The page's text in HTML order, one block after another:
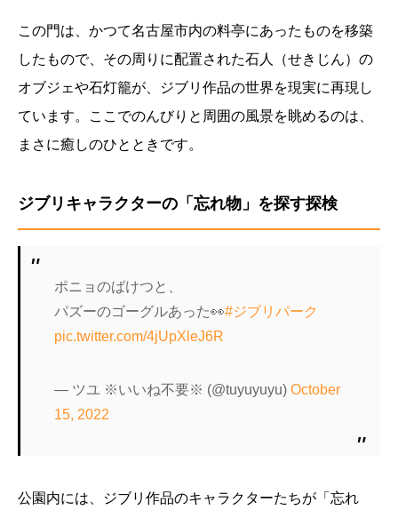
この門は、かつて名古屋市内の料亭にあったものを移築
したもので、その周りに配置された石人（せきじん）の
オブジェや石灯籠が、ジブリ作品の世界を現実に再現し
ています。ここでのんびりと周囲の風景を眺めるのは、
まさに癒しのひとときです。
ジブリキャラクターの「忘れ物」を探す探検
ポニョのばけつと、
パズーのゴーグルあった👀#ジブリパーク
pic.twitter.com/4jUpXleJ6R
— ツユ ※いいね不要※ (@tuyuyuyu)October
15, 2022
公園内には、ジブリ作品のキャラクターたちが「忘れ